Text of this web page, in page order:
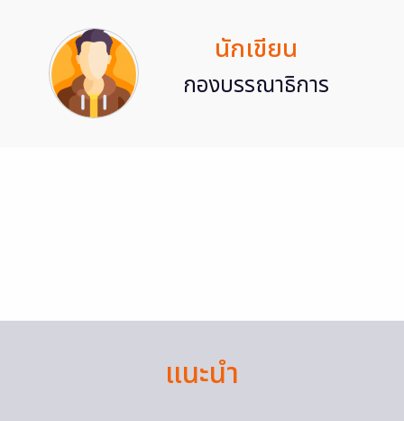
นักเขียน
กองบรรณาธิการ
แนะนำ